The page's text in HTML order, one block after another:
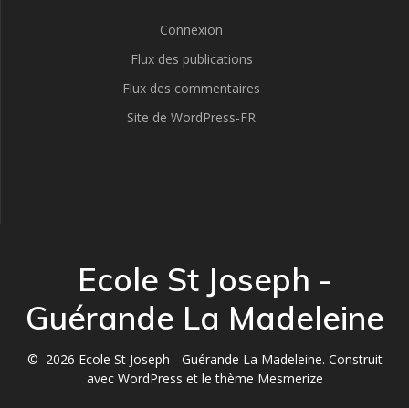
Connexion
Flux des publications
Flux des commentaires
Site de WordPress-FR
Ecole St Joseph -
Guérande La Madeleine
© 2026 Ecole St Joseph - Guérande La Madeleine. Construit
avec WordPress et lethème Mesmerize